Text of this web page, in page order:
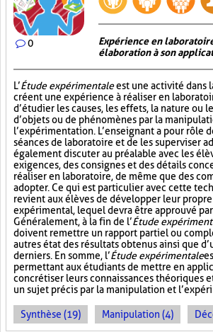
0
Expérience en
élaboration à son
L’Étude expérimentaleest une activité dans
créent une expérience à réaliser en
d’étudier les causes, les effets, la nature ou
d’objets ou de phénomènes par la
l’expérimentation. L’enseignant a pour rôle
séances de laboratoire et de les superviser
également discuter au préalable avec les
exigences, des consignes et des détails
réaliser en laboratoire, de même que des
adopter. Ce qui est particulier avec cette
revient aux élèves de développer leur
expérimental, lequel devra être approuvé
Généralement, à la fin de l’Étude
doivent remettre un rapport partiel ou
autres état des résultats obtenus ainsi que
derniers. En somme, l’Étude expérimentale
permettant aux étudiants de mettre en
concrétiser leurs connaissances théoriques
un sujet précis par la manipulation et
Synthèse (19) Manipulation (4)